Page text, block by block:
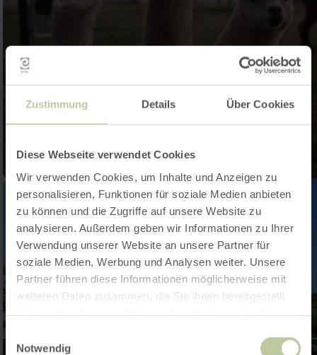
Zustimmung Details Über Cookies
Diese Webseite verwendet Cookies
Wir verwenden Cookies, um Inhalte und Anzeigen zu
personalisieren, Funktionen für soziale Medien anbieten
zu können und die Zugriffe auf unsere Website zu
analysieren. Außerdem geben wir Informationen zu Ihrer
Verwendung unserer Website an unsere Partner für
soziale Medien, Werbung und Analysen weiter. Unsere
Partner führen diese Informationen möglicherweise mit
weiteren Daten zusammen, die Sie ihnen bereitgestellt
Notwendig